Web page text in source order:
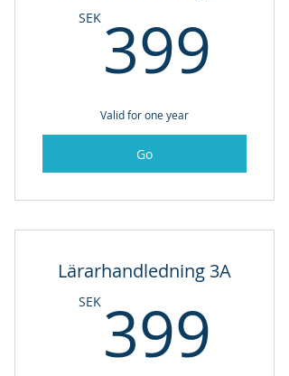
SEK 399
Valid for one year
Go
Lärarhandledning 3A
SEK 399